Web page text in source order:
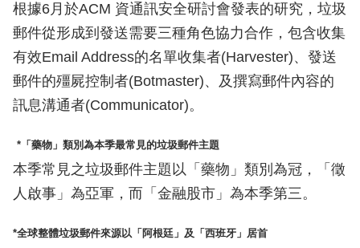
根據6月於ACM 資通訊安全研討會發表的研究，垃圾
郵件從形成到發送需要三種角色協力合作，包含收集
有效Email Address的名單收集者(Harvester)、發送
郵件的殭屍控制者(Botmaster)、及撰寫郵件內容的
訊息溝通者(Communicator)。
*「藥物」類別為本季最常見的垃圾郵件主題
本季常見之垃圾郵件主題以「藥物」類別為冠，「徵
人啟事」為亞軍，而「金融股市」為本季第三。
*全球整體垃圾郵件來源以「阿根廷」及「西班牙」居首